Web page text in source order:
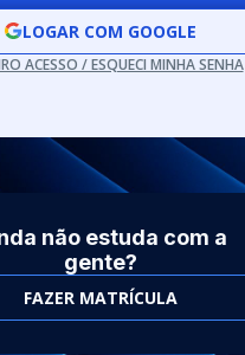
LOGAR COM GOOGLE
ACESSO / ESQUECI MINHA SENHA
não estuda com a
gente?
FAZER MATRÍCULA